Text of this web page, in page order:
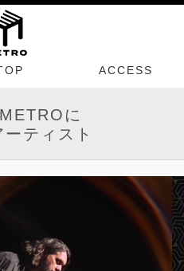
ACCESS
に
ティスト